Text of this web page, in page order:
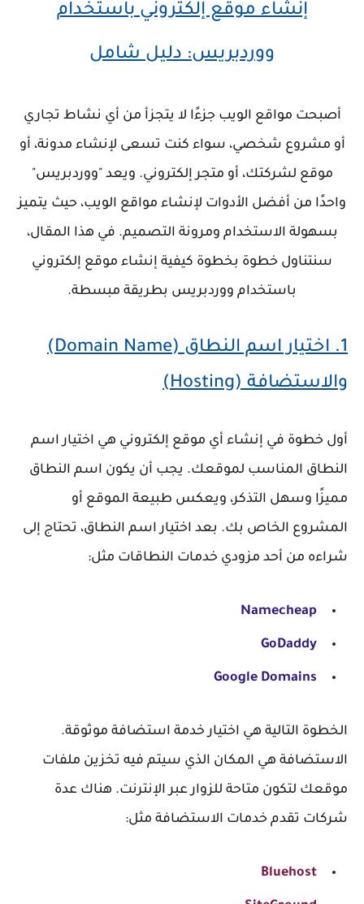
إنشاء موقع إلكتروني باستخدام
ووردبريس: دليل شامل
أصبحت مواقع الويب جزءًا لا يتجزأ من أي نشاط تجاري
أو مشروع شخصي، سواء كنت تسعى لإنشاء مدونة، أو
موقع لشركتك، أو متجر إلكتروني. ويعد "ووردبريس"
واحدًا من أفضل الأدوات لإنشاء مواقع الويب، حيث يتميز
بسهولة الاستخدام ومرونة التصميم. في هذا المقال،
سنتناول خطوة بخطوة كيفية إنشاء موقع إلكتروني
باستخدام ووردبريس بطريقة مبسطة.
1.
اختيار اسم النطاق (Domain Name)
والاستضافة (Hosting)
أول خطوة في إنشاء أي موقع إلكتروني هي اختيار اسم
النطاق المناسب لموقعك. يجب أن يكون اسم النطاق
مميزًا وسهل التذكر، ويعكس طبيعة الموقع أو
المشروع الخاص بك. بعد اختيار اسم النطاق، تحتاج إلى
شراءه من أحد مزودي خدمات النطاقات مثل:
Namecheap
GoDaddy
Google Domains
الخطوة التالية هي اختيار خدمة استضافة موثوقة.
الاستضافة هي المكان الذي سيتم فيه تخزين ملفات
موقعك لتكون متاحة للزوار عبر الإنترنت. هناك عدة
شركات تقدم خدمات الاستضافة مثل:
Bluehost